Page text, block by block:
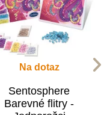
Na dotaz
Sentosphere
Barevné flitry -